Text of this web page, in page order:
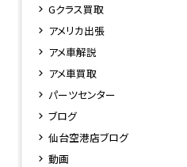
Gクラス買取
アメリカ出張
アメ車解説
アメ車買取
パーツセンター
ブログ
仙台空港店ブログ
動画